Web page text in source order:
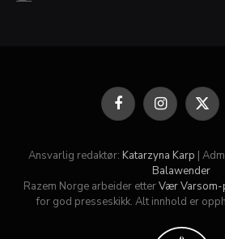
FacebookInstagram
X
Ansvarlig redaktør: Katarzyna Karp |
Balawender
Razem Norge arbeider etterVær Varsom-
for god presseskikk. Alt innhold er